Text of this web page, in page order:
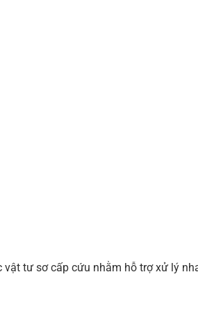
tư sơ cấp cứu nhằm hỗ trợ xử lý